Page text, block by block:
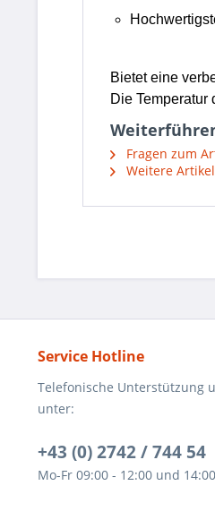
Bietet eine
Die Temperatur
Fragen zum
Weitere
Service Hotline
Telefonische Unterstützung
unter:
+43 (0) 2742 / 744 54
Mo-Fr 09:00 - 12:00 und